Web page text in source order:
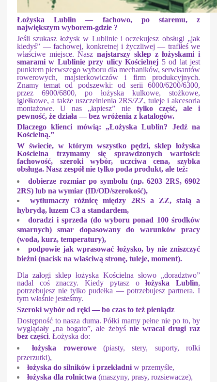
Łożyska Lublin — fachowo, po staremu, z
największym wyborem-gdzie ?
Jeśli szukasz łożysk w Lublinie i oczekujesz obsługi „jak
kiedyś” — fachowej, konkretnej i życzliwej — trafiłeś we
właściwe miejsce. Nasznajstarszy sklep z łożyskami i
smarami w Lublinie przy ulicy Kościelnej 5 od lat jest
punktem pierwszego wyboru dla mechaników, serwisantów
rowerowych, majsterkowiczów i firm produkcyjnych.
Znamy temat od podszewki: od serii 6000/6200/6300,
przez 6900/6800, po łożyska kulkowe, stożkowe,
igiełkowe, a także uszczelnienia 2RS/ZZ, tuleje i akcesoria
montażowe. U nas „łapiesz” nie tylko część, ale i
pewność, że działa — bez wróżenia z katalogów.
Dlaczego klienci mówią: „Łożyska Lublin? Jedź na
Kościelną.”
W świecie, w którym wszystko pędzi, sklep łożyska
Kościelna trzymamy się sprawdzonych wartości:
fachowość, szeroki wybór, uczciwa cena, szybka
obsługa. Nasz zespół nie tylko poda produkt, ale też:
dobierze rozmiar po symbolu (np. 6203 2RS, 6902
2RS) lub na wymiar (ID/OD/szerokość),
wytłumaczy różnicę między 2RSa ZZ, stalą a
hybrydą, luzem C3 a standardem,
doradzi i sprzeda (do wyboru ponad 100 środków
smarnych)smar dopasowany do warunków pracy
(woda, kurz, temperatury),
podpowiejak wprasować łożysko, by nie zniszczyć
bieżni (nacisk na właściwą stronę, tuleje, moment).
Dla załogi sklep łożyska Kościelna słowo „doradztwo”
nadal coś znaczy. Kiedy pytasz ołożyska Lublin,
potrzebujesz nie tylko pudełka — potrzebujesz partnera. I
tym właśnie jesteśmy.
Szeroki wybór od ręki — bo czas to też pieniądz
Dostępność to nasza duma. Półki mamy pełne nie po to, by
wyglądały „na bogato”, ale żebyś nie wracał drugi raz
bez części. Łożyska do:
łożyska rowerowe(piasty, stery, suporty, rolki
przerzutki),
łożyska do silników i przekładni w przemyśle,
łożyska dla rolnictwa (maszyny, prasy, rozsiewacze),